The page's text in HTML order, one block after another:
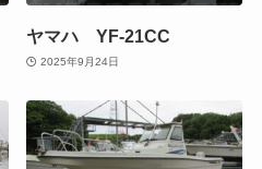
ヤマハ YF-21CC
2025年9月24日